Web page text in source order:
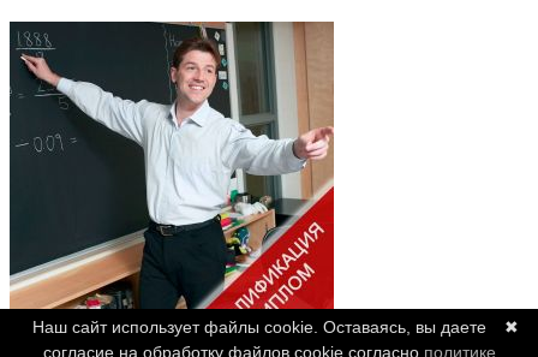
✖
Наш сайт использует файлы cookie. Оставаясь, вы даете
согласие на обработку файлов cookie согласно политике